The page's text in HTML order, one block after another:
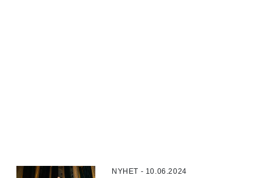
NYHET - 10.06.2024